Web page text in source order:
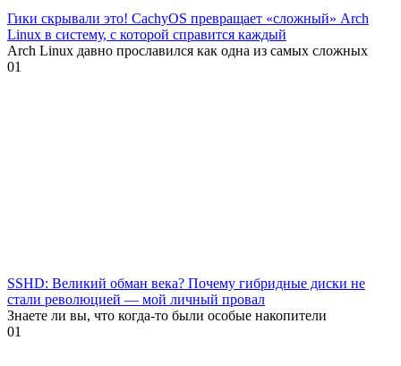
Гики скрывали это! CachyOS превращает «сложный» Arch
Linux в систему, с которой справится каждый
Arch Linux давно прославился как одна из самых сложных
01
SSHD: Великий обман века? Почему гибридные диски не
стали революцией — мой личный провал
Знаете ли вы, что когда-то были особые накопители
01